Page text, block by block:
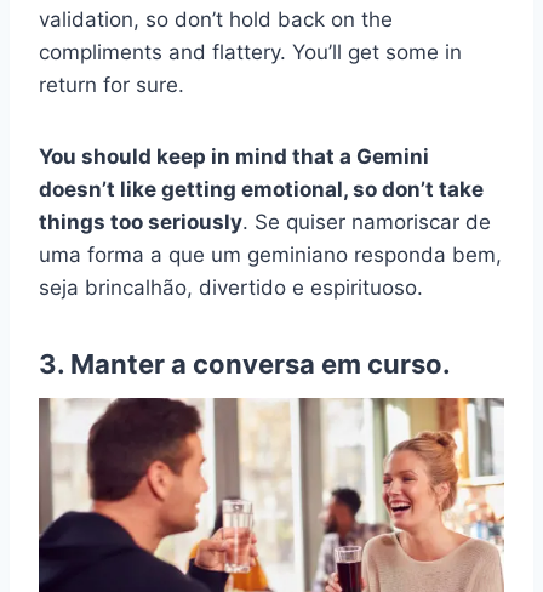
validation, so don’t hold back on the
compliments and flattery. You’ll get some in
return for sure.
You should keep in mind that a Gemini
doesn’t like getting emotional, so don’t take
things too seriously. Se quiser namoriscar de
uma forma a que um geminiano responda bem,
seja brincalhão, divertido e espirituoso.
3. Manter a conversa em curso.